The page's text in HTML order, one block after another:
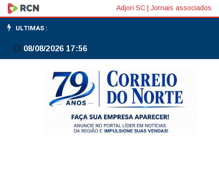
Petrobras
assina
contrato
Adjori SC Jornais associados
ULTIMAS :
08/08/2026 17:56